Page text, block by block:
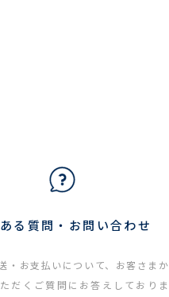
る質問・お問い合わせ
・お支払いについて、お客さまか
だくご質問にお答えしておりま